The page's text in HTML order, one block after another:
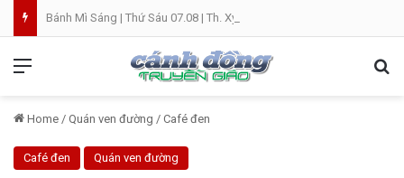
Home / Quán ven đường / Café đen
Café đen Quán ven đường